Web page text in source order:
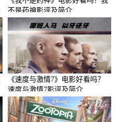
不是药神影评及简介
《速度与激情7》电影好看吗？
速度与激情7影评及简介